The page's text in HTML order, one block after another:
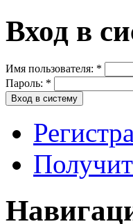
Вход в
Имя пользователя: *
Пароль: *